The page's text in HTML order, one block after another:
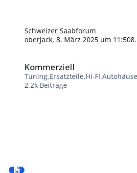
Schweizer Saabforum
oberjack,8. März 2025 um 11:50
Kommerziell
Tuning,Ersatzteile,Hi-
2,2k Beiträge